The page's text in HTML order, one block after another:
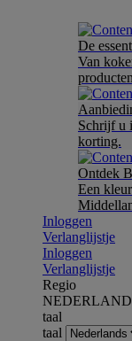
De
Van
Schrijf u
korting.
Ontdek
Een
Inloggen
Verlanglijstje
Inloggen
Verlanglijstje
Regio
NEDERLAND
taal
taal